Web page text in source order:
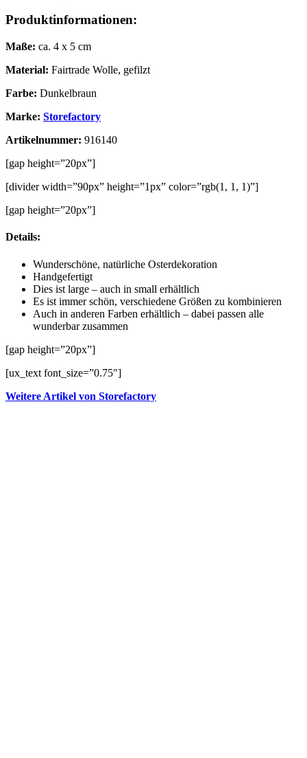
Produktinformationen:
Maße: ca. 4 x 5 cm
Material: Fairtrade Wolle, gefilzt
Farbe: Dunkelbraun
Marke: Storefactory
Artikelnummer: 916140
[gap height=”20px”]
[divider width=”90px” height=”1px” color=”rgb(1, 1, 1)”]
[gap height=”20px”]
Details:
Wunderschöne, natürliche Osterdekoration
Handgefertigt
Dies ist large – auch in small erhältlich
Es ist immer schön, verschiedene Größen zu kombinieren
Auch in anderen Farben erhältlich – dabei passen alle
wunderbar zusammen
[gap height=”20px”]
[ux_text font_size=”0.75″]
Weitere Artikel von Storefactory